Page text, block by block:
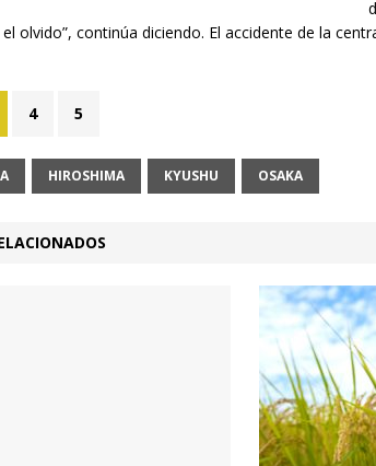
olvido”, continúa diciendo. El accidente de la
4 5
HIROSHIMA KYUSHU OSAKA